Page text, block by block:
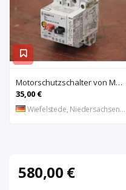
Motorschutzschalter von Moeller – PKZM 1-6
35,00 €
Wiefelstede, Niedersachsen, DE
580,00 €